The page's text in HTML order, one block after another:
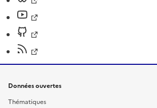
Données ouvertes
Thématiques